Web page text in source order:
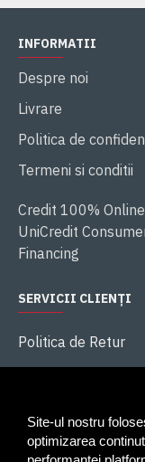
Site-ul nostru
optimizarea
INFORMATII
Despre noi
Livrare
Politica de
Termeni si conditii
Credit 100% Online
UniCredit
Financing
SERVICII CLIENȚI
Politica de Retur
ANPC
Service și Garanție